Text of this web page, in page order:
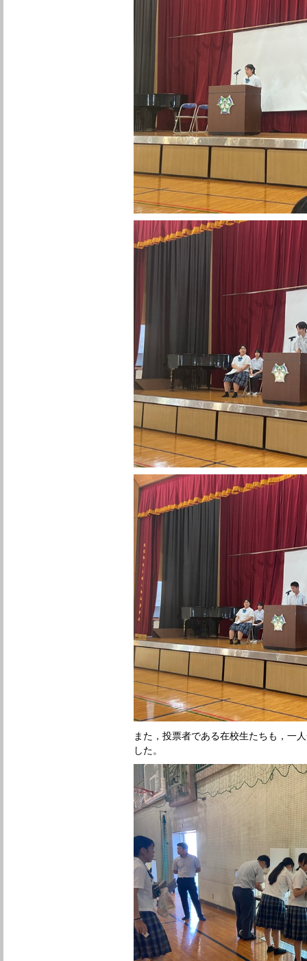
また，投票者である在校生たちも，一
した。